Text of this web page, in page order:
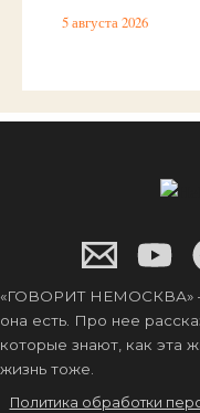
5 августа 2026
«ГОВОРИТ НЕМОСКВА» –
она есть. Про нее
которые знают, как эта
жизнь тоже.
Политика обработки